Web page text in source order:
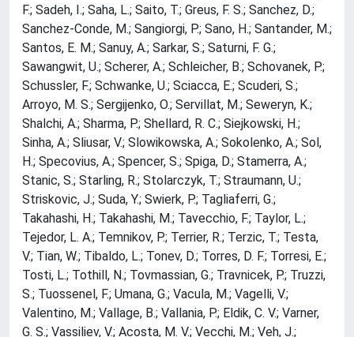
F.; Sadeh, I.; Saha, L.; Saito, T.; Greus, F. S.; Sanchez, D.;
Sanchez-Conde, M.; Sangiorgi, P.; Sano, H.; Santander, M.;
Santos, E. M.; Sanuy, A.; Sarkar, S.; Saturni, F. G.;
Sawangwit, U.; Scherer, A.; Schleicher, B.; Schovanek, P.;
Schussler, F.; Schwanke, U.; Sciacca, E.; Scuderi, S.;
Arroyo, M. S.; Sergijenko, O.; Servillat, M.; Seweryn, K.;
Shalchi, A.; Sharma, P.; Shellard, R. C.; Siejkowski, H.;
Sinha, A.; Sliusar, V.; Slowikowska, A.; Sokolenko, A.; Sol,
H.; Specovius, A.; Spencer, S.; Spiga, D.; Stamerra, A.;
Stanic, S.; Starling, R.; Stolarczyk, T.; Straumann, U.;
Striskovic, J.; Suda, Y.; Swierk, P.; Tagliaferri, G.;
Takahashi, H.; Takahashi, M.; Tavecchio, F.; Taylor, L.;
Tejedor, L. A.; Temnikov, P.; Terrier, R.; Terzic, T.; Testa,
V.; Tian, W.; Tibaldo, L.; Tonev, D.; Torres, D. F.; Torresi, E.;
Tosti, L.; Tothill, N.; Tovmassian, G.; Travnicek, P.; Truzzi,
S.; Tuossenel, F.; Umana, G.; Vacula, M.; Vagelli, V.;
Valentino, M.; Vallage, B.; Vallania, P.; Eldik, C. V.; Varner,
G. S.; Vassiliev, V.; Acosta, M. V.; Vecchi, M.; Veh, J.;